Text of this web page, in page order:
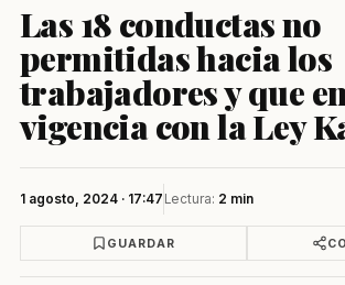
Las 18 conductas no
permitidas hacia los
trabajadores y que
vigencia con la Ley
1 agosto, 2024 · 17:47 Lectura: 2 min
GUARDAR